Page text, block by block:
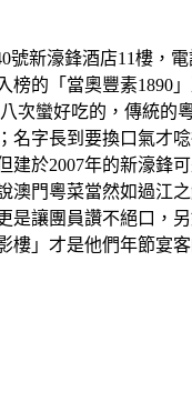
新濠鋒酒店11樓，
榜的「當奧豐素
次蠻好吃的，傳統
名字長到要換口氣才
於2007年的新濠
門粵菜當然如過江
是讓團員讚不絕口，
樓」才是他們年節宴